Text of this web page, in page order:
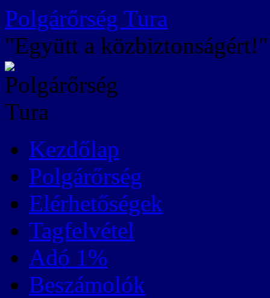
Kilépés
tartalomba
Polgárőrség Tura
"Együtt a közbiztonságért!"
Kezdőlap
Polgárőrség
Elérhetőségek
Tagfelvétel
Adó 1%
Beszámolók